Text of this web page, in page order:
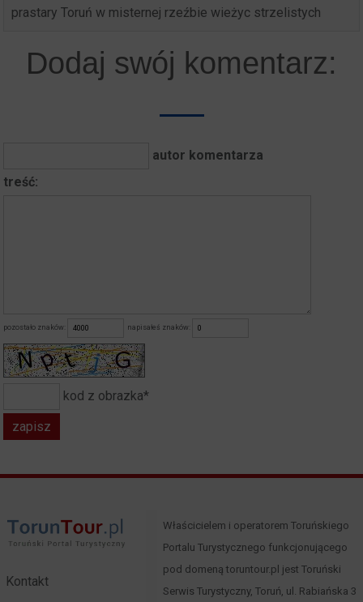
prastary Toruń w misternej rzeźbie wieżyc strzelistych
Dodaj swój komentarz:
autor komentarza
treść:
pozostało znaków: napisałeś znaków:
kod z obrazka*
Kontakt
Właścicielem i operatorem Toruńskiego
Portalu Turystycznego funkcjonującego
pod domeną toruntour.pl jest Toruński
Serwis Turystyczny, Toruń, ul. Rabiańska 3